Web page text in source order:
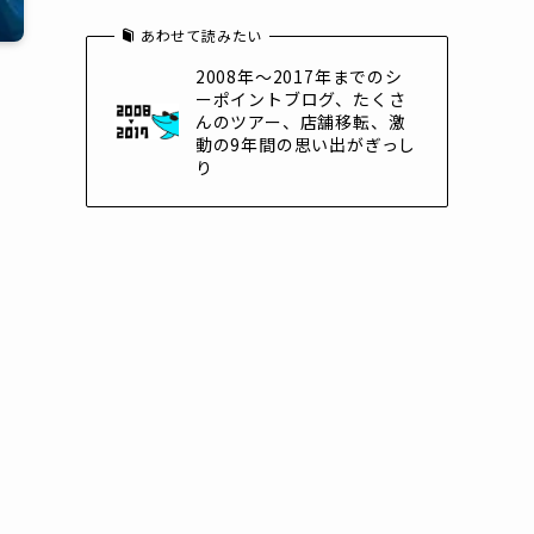
あわせて読みたい
2008年～2017年までのシ
ーポイントブログ、たくさ
んのツアー、店舗移転、激
動の9年間の思い出がぎっし
り